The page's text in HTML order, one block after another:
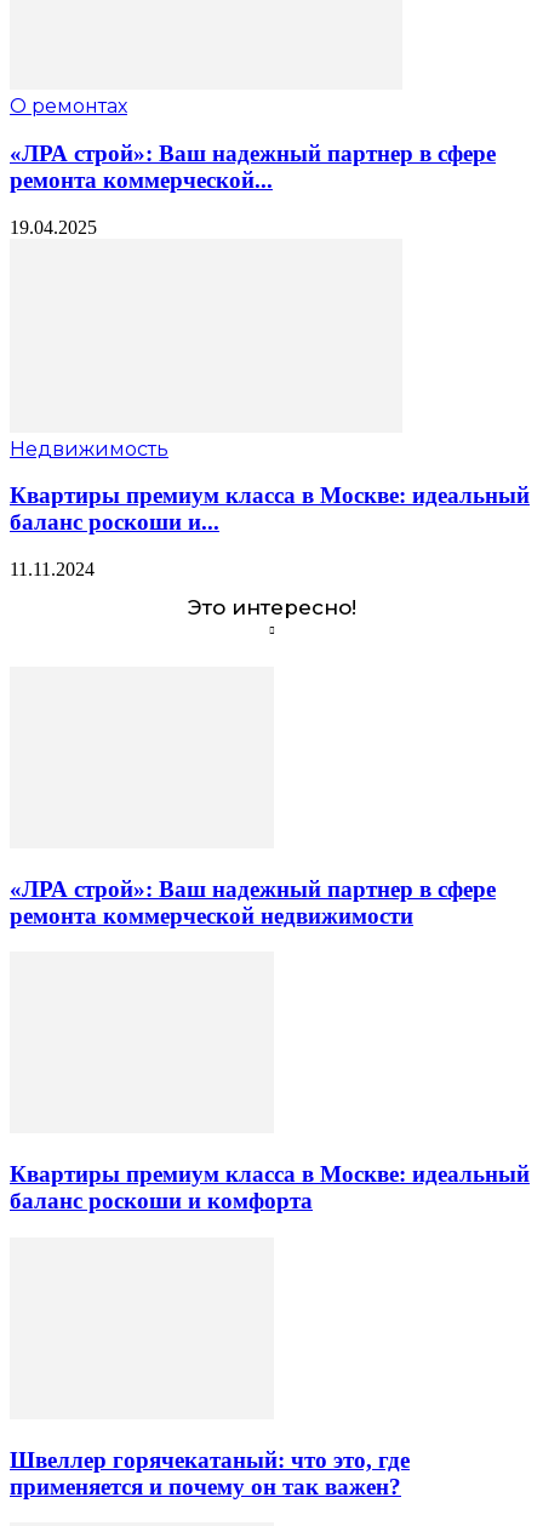
О ремонтах
«ЛРА строй»: Ваш надежный партнер в сфере
ремонта коммерческой...
19.04.2025
Недвижимость
Квартиры премиум класса в Москве: идеальный
баланс роскоши и...
11.11.2024
Это интересно!
«ЛРА строй»: Ваш надежный партнер в сфере
ремонта коммерческой недвижимости
Квартиры премиум класса в Москве: идеальный
баланс роскоши и комфорта
Швеллер горячекатаный: что это, где
применяется и почему он так важен?